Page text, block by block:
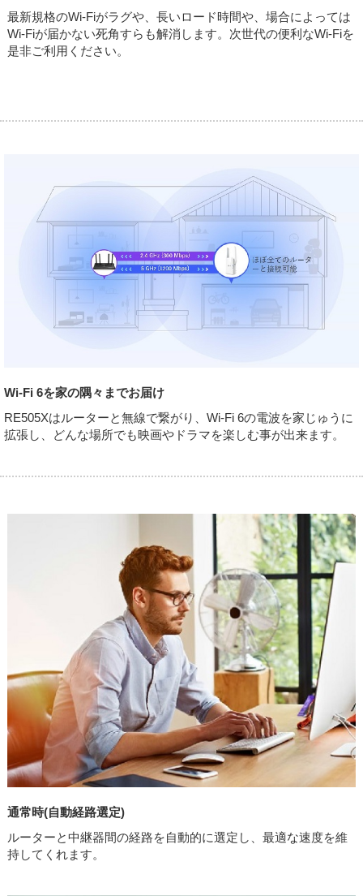
最新規格のWi-Fiがラグや、長いロード時間や、場合によっては
Wi-Fiが届かない死角すらも解消します。次世代の便利なWi-Fiを
是非ご利用ください。
Wi-Fi 6を家の隅々までお届け
RE505Xはルーターと無線で繋がり、Wi-Fi 6の電波を家じゅうに
拡張し、どんな場所でも映画やドラマを楽しむ事が出来ます。
通常時(自動経路選定)
ルーターと中継器間の経路を自動的に選定し、最適な速度を維
持してくれます。